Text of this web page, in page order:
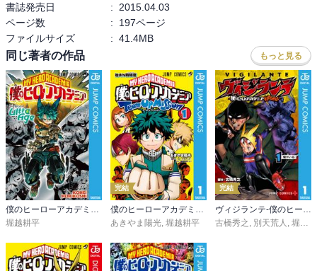
書誌発売日
:
2015.04.03
ページ数
:
197ページ
ファイルサイズ
: 41.4MB
同じ著者の作品 もっと見る
僕のヒーローアカデミア ファイナルファンブック Ultra Age
堀越耕平
完結
僕のヒーローアカデミア チームアップミッション
あきやま陽光, 堀越耕平
完結
ヴィジランテ-僕のヒーローアカデミア ILLEGALS-
古橋秀之 , 別天荒人 , 堀越耕平